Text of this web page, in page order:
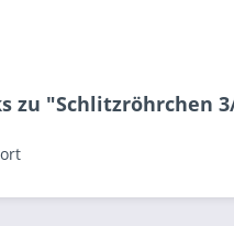
zu "Schlitzröhrchen